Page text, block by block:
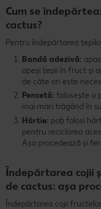
Cum se
cactus?
Pentru îndepărtarea
Bandă adezivă:
apeși țepii în fruct și
de câte ori este
Pensetă: folosește o
mai mari trăgând în
Hârtie: poți folosi
pentru reciclarea
Așa procedează și
Îndepărtarea cojii
de cactus: așa
Îndepărtarea cojii